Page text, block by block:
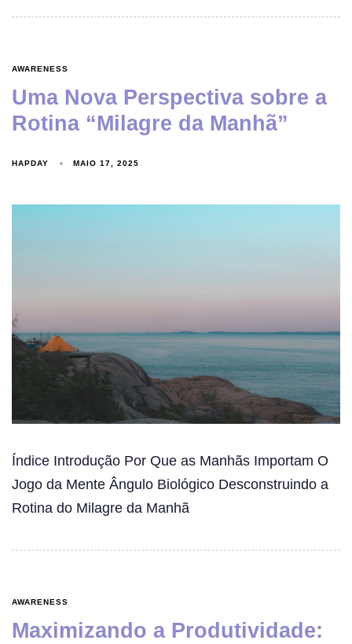
AWARENESS
Uma Nova Perspectiva sobre a
Rotina “Milagre da Manhã”
HAPDAY MAIO 17, 2025
Índice Introdução Por Que as Manhãs Importam O
Jogo da Mente Ângulo Biológico Desconstruindo a
Rotina do Milagre da Manhã
AWARENESS
Maximizando a Produtividade: